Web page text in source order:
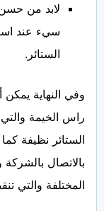
لابد من حسن
سيء عند
الستائر.
وفي النهاية
راس الخيمة
الستائر نظيفة
بالاتصال بالشركة
المختلفة والتي